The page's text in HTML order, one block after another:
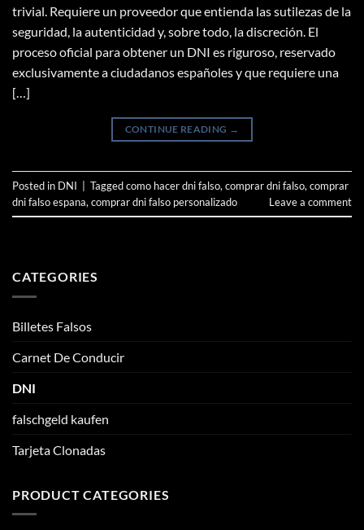
trivial. Requiere un proveedor que entienda las sutilezas de la
seguridad, la autenticidad y, sobre todo, la discreción. El
proceso oficial para obtener un DNI es riguroso, reservado
exclusivamente a ciudadanos españoles y que requiere una
[…]
CONTINUE READING →
Posted in DNI | Taggedcomo hacer dni falso, comprar dni falso, comprar
dni falso espana, comprar dni falso personalizado Leave a comment
CATEGORIES
Billetes Falsos
Carnet De Conducir
DNI
falschgeld kaufen
Tarjeta Clonadas
PRODUCT CATEGORIES